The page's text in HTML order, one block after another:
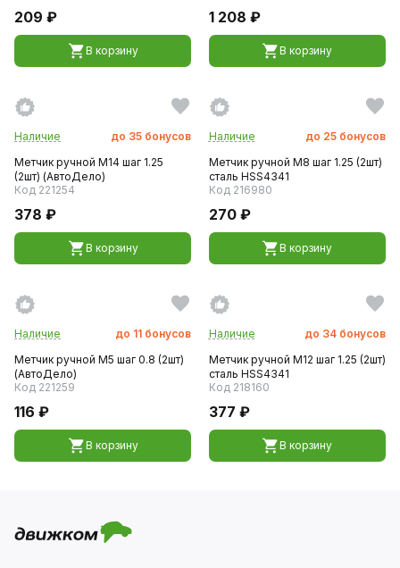
209 ₽
В корзину
1 208 ₽
В корзину
Наличие до 35 бонусов
Метчик ручной M14 шаг 1.25
(2шт) (АвтоДело)
Код 221254
378 ₽
В корзину
Наличие до 25 бонусов
Метчик ручной M8 шаг 1.25 (2шт)
сталь HSS4341
Код 216980
270 ₽
В корзину
Наличие до 11 бонусов
Метчик ручной M5 шаг 0.8 (2шт)
(АвтоДело)
Код 221259
116 ₽
В корзину
Наличие до 34 бонусов
Метчик ручной M12 шаг 1.25 (2шт)
сталь HSS4341
Код 218160
377 ₽
В корзину